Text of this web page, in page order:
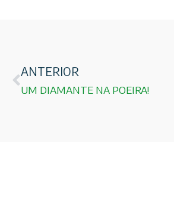
ANTERIOR
UM DIAMANTE NA POEIRA!